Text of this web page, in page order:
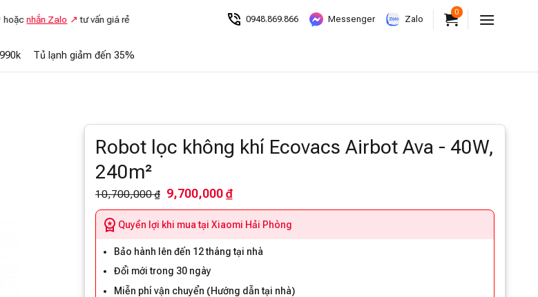
Zalo tư vấn giá rẻ 0948.869.866 Messenger Zalo
0
Tủ lạnh giảm đến 35%
Robot lọc không khí Ecovacs Airbot Ava - 40W,
240m²
10,700,000 ₫ 9,700,000 ₫
Quyền lợi khi mua tại Xiaomi Hải Phòng
Bảo hành lên đến 12 tháng tại nhà
Đổi mới trong 30 ngày
Miễn phí vận chuyển (Hướng dẫn tại nhà)